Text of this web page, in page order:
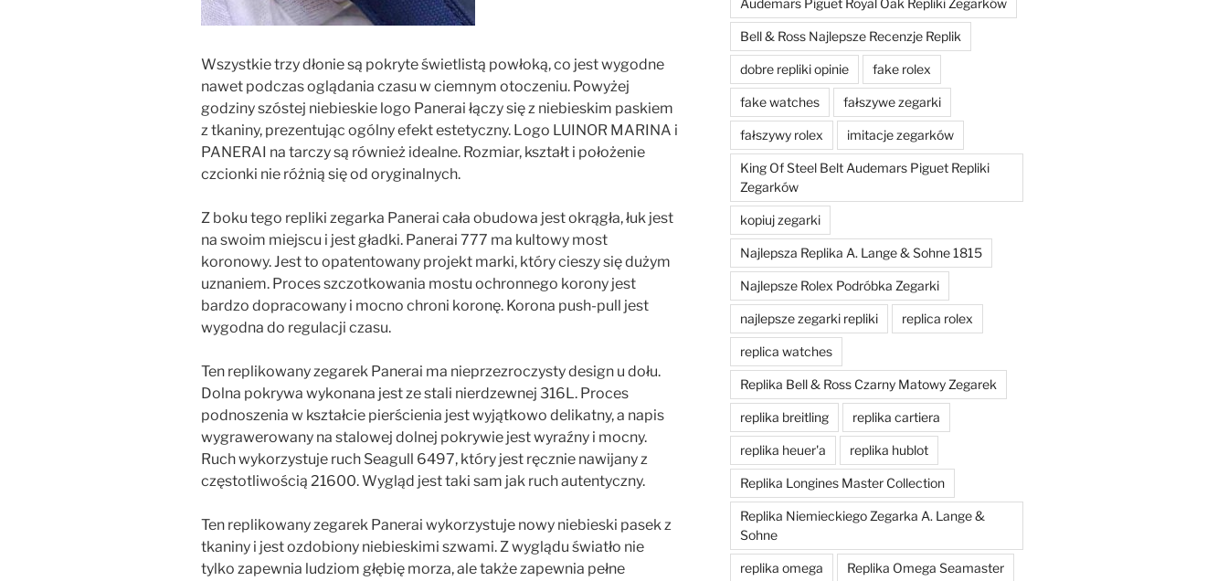
Wszystkie trzy dłonie są pokryte świetlistą powłoką, co jest wygodne
nawet podczas oglądania czasu w ciemnym otoczeniu. Powyżej
godziny szóstej niebieskie logo Panerai łączy się z niebieskim paskiem
z tkaniny, prezentując ogólny efekt estetyczny. Logo LUINOR MARINA i
PANERAI na tarczy są również idealne. Rozmiar, kształt i położenie
czcionki nie różnią się od oryginalnych.
Z boku tego repliki zegarka Panerai cała obudowa jest okrągła, łuk jest
na swoim miejscu i jest gładki. Panerai 777 ma kultowy most
koronowy. Jest to opatentowany projekt marki, który cieszy się dużym
uznaniem. Proces szczotkowania mostu ochronnego korony jest
bardzo dopracowany i mocno chroni koronę. Korona push-pull jest
wygodna do regulacji czasu.
Ten replikowany zegarek Panerai ma nieprzezroczysty design u dołu.
Dolna pokrywa wykonana jest ze stali nierdzewnej 316L. Proces
podnoszenia w kształcie pierścienia jest wyjątkowo delikatny, a napis
wygrawerowany na stalowej dolnej pokrywie jest wyraźny i mocny.
Ruch wykorzystuje ruch Seagull 6497, który jest ręcznie nawijany z
częstotliwością 21600. Wygląd jest taki sam jak ruch autentyczny.
Ten replikowany zegarek Panerai wykorzystuje nowy niebieski pasek z
tkaniny i jest ozdobiony niebieskimi szwami. Z wyglądu światło nie
tylko zapewnia ludziom głębię morza, ale także zapewnia pełne
Bell & Ross Najlepsze Recenzje Replik
dobre repliki opinie fake rolex
fake watches fałszywe zegarki
fałszywy rolex imitacje zegarków
King Of Steel Belt Audemars Piguet Repliki
Zegarków
kopiuj zegarki
Najlepsza Replika A. Lange & Sohne 1815
Najlepsze Rolex Podróbka Zegarki
najlepsze zegarki repliki replica rolex
replica watches
Replika Bell & Ross Czarny Matowy Zegarek
replika breitling replika cartiera
replika heuer'a replika hublot
Replika Longines Master Collection
Replika Niemieckiego Zegarka A. Lange &
Sohne
replika omega Replika Omega Seamaster